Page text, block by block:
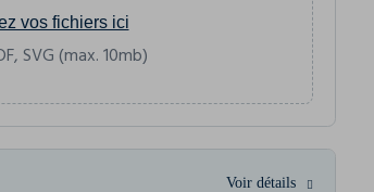
vos fichiers ici
SVG (max. 10mb)
Voir détails